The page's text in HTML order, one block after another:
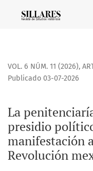
La penitenciaría de
VOL. 6 NÚM. 11 (2026),
La
presidio
manifestación
Revolución
Publicado 03-07-2026